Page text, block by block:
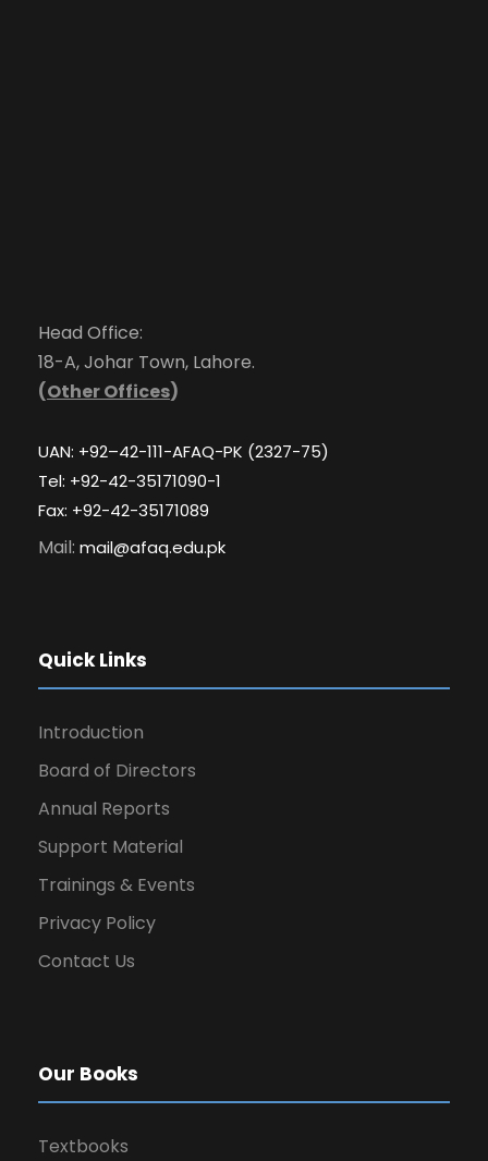
Head Office:
18-A, Johar Town, Lahore.
(Other Offices)
UAN: +92–42-111-AFAQ-PK (2327-75)
Tel: +92-42-35171090-1
Fax: +92-42-35171089
Mail: mail@afaq.edu.pk
Quick Links
Introduction
Board of Directors
Annual Reports
Support Material
Trainings & Events
Privacy Policy
Contact Us
Our Books
Textbooks